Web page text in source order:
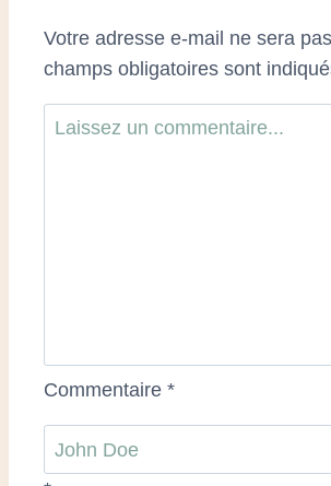
Votre adresse e-mail ne sera
champs obligatoires sont
Commentaire *